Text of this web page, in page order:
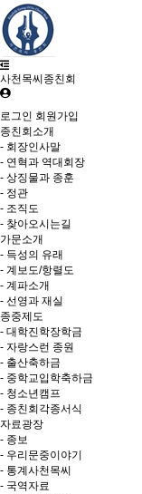
사천목씨종친회
로그인 회원가입
종친회소개
- 회장인사말
- 연혁과 역대회장
- 상징물과 종훈
- 정관
- 조직도
- 찾아오시는길
가문소개
- 득성의 유래
- 계보도/항렬도
- 계파소개
- 선영과 재실
종중제도
- 대학진학장학금
- 자랑스런 종원
- 출산축하금
- 중학교입학축하금
- 청소년캠프
- 종친회각종서식
자료광장
- 종보
- 우리문중이야기
- 통계사천목씨
- 국역자료